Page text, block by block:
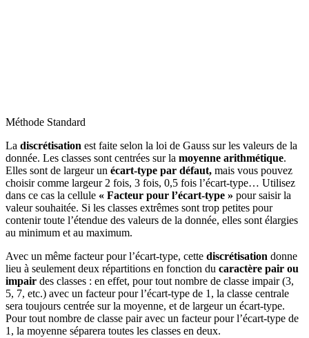
Méthode Standard
La discrétisation est faite selon la loi de Gauss sur les valeurs de la
donnée. Les classes sont centrées sur la moyenne arithmétique.
Elles sont de largeur un écart-type par défaut, mais vous pouvez
choisir comme largeur 2 fois, 3 fois, 0,5 fois l’écart-type… Utilisez
dans ce cas la cellule « Facteur pour l’écart-type » pour saisir la
valeur souhaitée. Si les classes extrêmes sont trop petites pour
contenir toute l’étendue des valeurs de la donnée, elles sont élargies
au minimum et au maximum.
Avec un même facteur pour l’écart-type, cette discrétisation donne
lieu à seulement deux répartitions en fonction du caractère pair ou
impair des classes : en effet, pour tout nombre de classe impair (3,
5, 7, etc.) avec un facteur pour l’écart-type de 1, la classe centrale
sera toujours centrée sur la moyenne, et de largeur un écart-type.
Pour tout nombre de classe pair avec un facteur pour l’écart-type de
1, la moyenne séparera toutes les classes en deux.